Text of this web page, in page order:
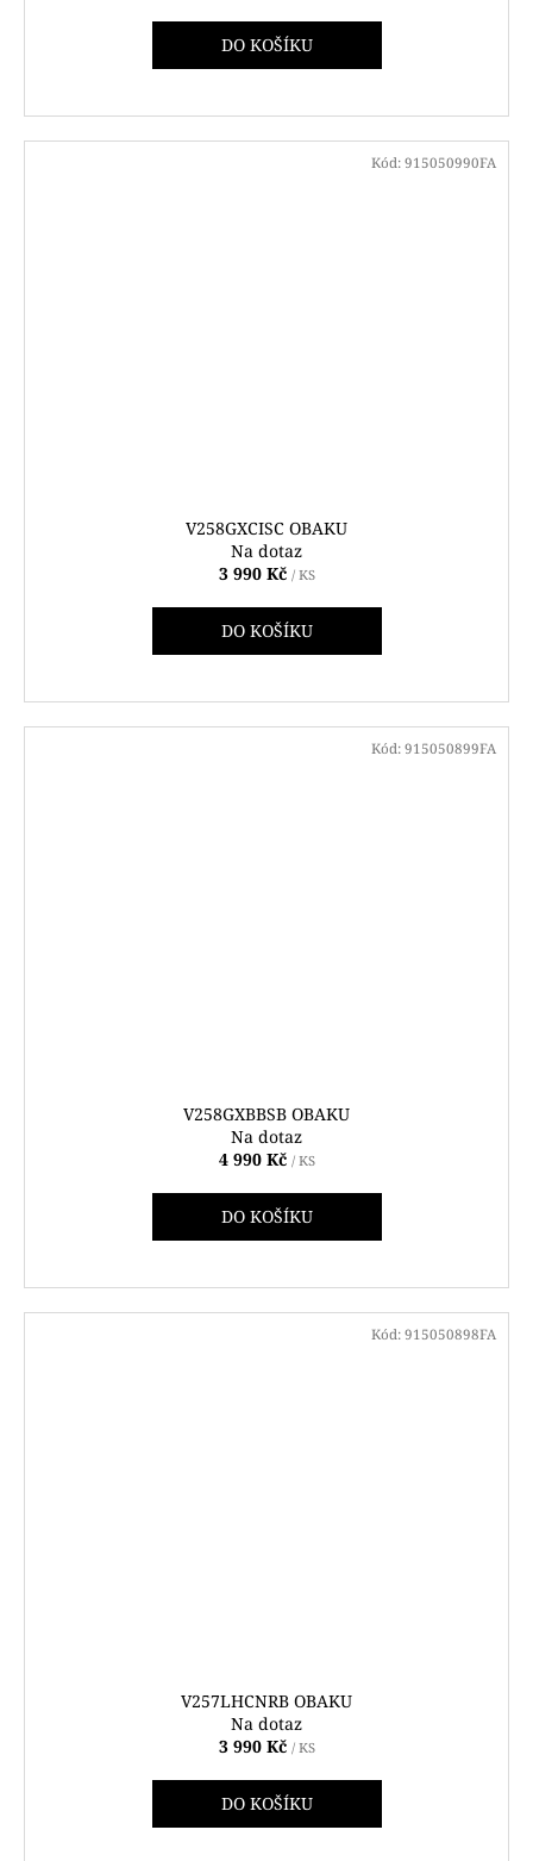
DO KOŠÍKU
V258GXCISC OBAKU
Na dotaz
3 990 Kč / KS
DO KOŠÍKU
Kód: 915050990FA
V258GXBBSB OBAKU
Na dotaz
4 990 Kč / KS
DO KOŠÍKU
Kód: 915050899FA
V257LHCNRB OBAKU
Na dotaz
3 990 Kč / KS
DO KOŠÍKU
Kód: 915050898FA